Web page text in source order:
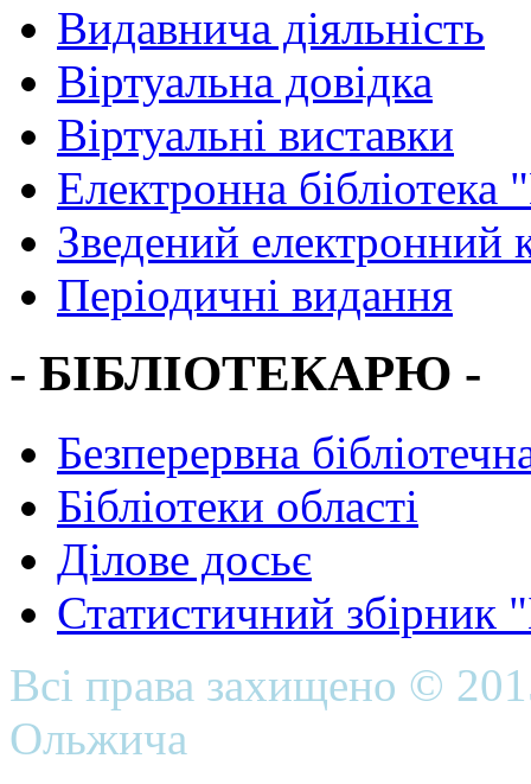
Видавнича діяльність
Віртуальна довідка
Віртуальні виставки
Електронна
Зведений електронний
Періодичні видання
- БІБЛІОТЕКАРЮ -
Безперервна
Бібліотеки області
Ділове досьє
Статистичний
Всі права захищено ©
Ольжича